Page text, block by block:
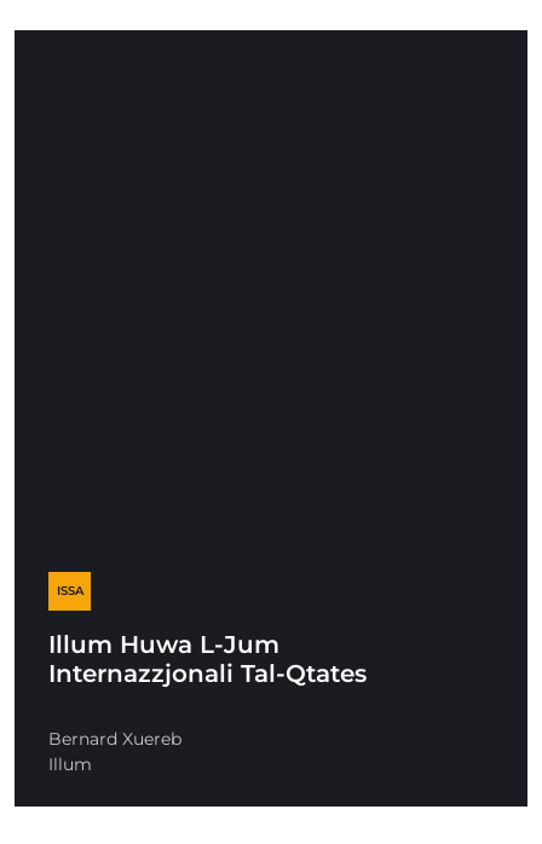
ISSA
Illum Huwa L-Jum
Internazzjonali Tal-Qtates
Bernard Xuereb
Illum